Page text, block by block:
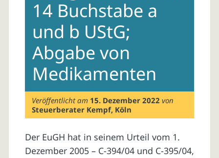
14 Buchstabe a
und b UStG;
Abgabe von
Medikamenten
Veröffentlicht am 15. Dezember 2022 von
Steuerberater Kempf, Köln
Der EuGH hat in seinem Urteil vom 1.
Dezember 2005 – C-394/04 und C-395/04,